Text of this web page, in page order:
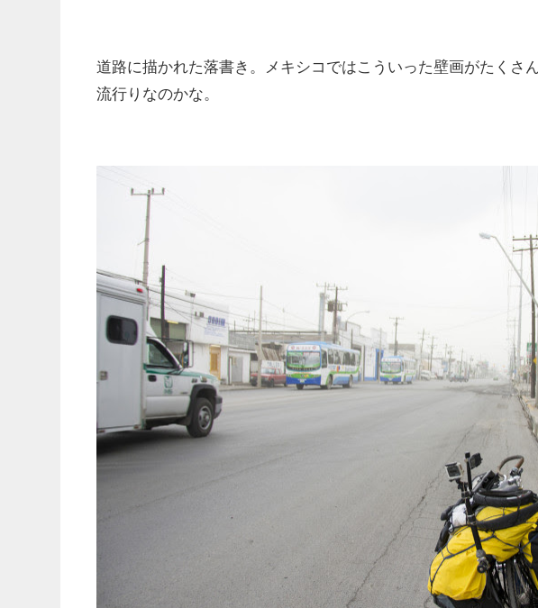
道路に描かれた落書き。メキシコではこういった壁画がたくさ
流行りなのかな。